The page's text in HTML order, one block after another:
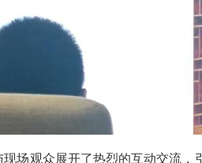
场观众展开了热烈的互动交流，